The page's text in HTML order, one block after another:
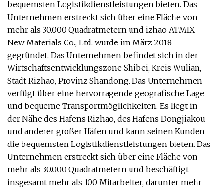
bequemsten Logistikdienstleistungen bieten. Das
Unternehmen erstreckt sich über eine Fläche von
mehr als 30.000 Quadratmetern und izhao ATMIX
New Materials Co., Ltd. wurde im März 2018
gegründet. Das Unternehmen befindet sich in der
Wirtschaftsentwicklungszone Shibei, Kreis Wulian,
Stadt Rizhao, Provinz Shandong. Das Unternehmen
verfügt über eine hervorragende geografische Lage
und bequeme Transportmöglichkeiten. Es liegt in
der Nähe des Hafens Rizhao, des Hafens Dongjiakou
und anderer großer Häfen und kann seinen Kunden
die bequemsten Logistikdienstleistungen bieten. Das
Unternehmen erstreckt sich über eine Fläche von
mehr als 30.000 Quadratmetern und beschäftigt
insgesamt mehr als 100 Mitarbeiter, darunter mehr